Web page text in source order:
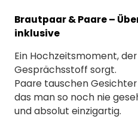
Brautpaar & Paare –
inklusive
Ein Hochzeitsmoment,
Gesprächsstoff sorgt.
Paare tauschen
das man so noch nie
und absolut einzigartig.